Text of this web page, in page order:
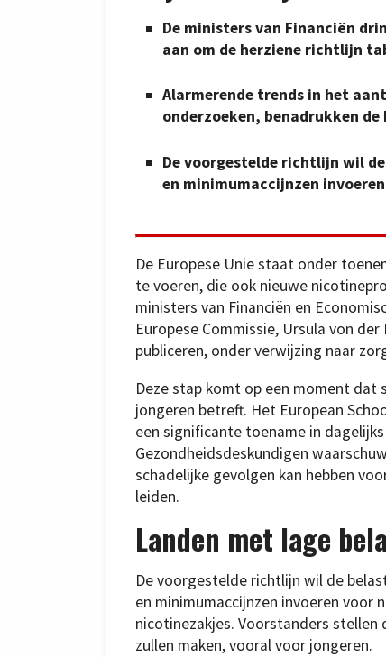
De ministers van Financiën
aan om de herziene richtlijn
Alarmerende trends in het
onderzoeken, benadrukken
De voorgestelde richtlijn wil
en minimumaccijnzen
De Europese Unie staat onder
te voeren, die ook nieuwe
ministers van Financiën en
Europese Commissie, Ursula von
publiceren, onder verwijzing naar
Deze stap komt op een moment
jongeren betreft. Het European
een significante toename in
Gezondheidsdeskundigen
schadelijke gevolgen kan hebben
leiden.
Landen met lage
De voorgestelde richtlijn wil de
en minimumaccijnzen invoeren
nicotinezakjes. Voorstanders
zullen maken, vooral voor jongeren.